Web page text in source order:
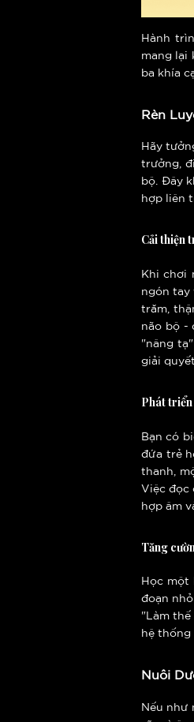
Hành
mang lại
ba khía
Rèn
Hãy
trưởng,
bộ. Đây
hợp liên
Cải thiện
Khi chơi
ngón tay
trăm,
não bộ -
"nâng
giải
Phát
Bạn có
đứa trẻ
thanh,
Việc đọc
hợp âm
Tăng
Học một
đoạn
"Làm
hệ thống
Nuôi
Nếu như